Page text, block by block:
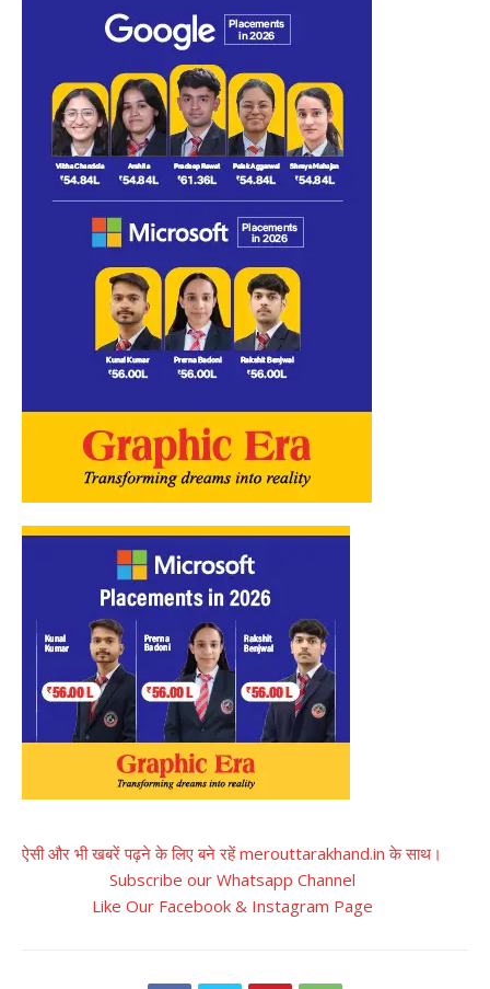
ऐसी और भी खबरें पढ़ने के लिए बने रहें merouttarakhand.in के साथ।
Subscribe our Whatsapp Channel
Like Our Facebook & Instagram Page